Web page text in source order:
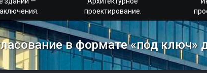
проектирование.
в формате «под ключ»